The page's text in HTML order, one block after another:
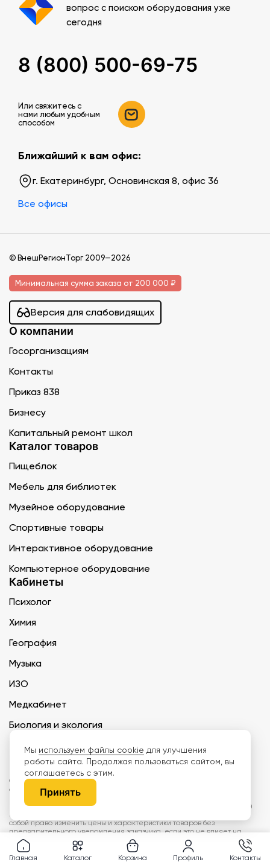
вопрос с поиском оборудования уже
сегодня
8 (800) 500-69-75
Или свяжитесь c
нами любым удобным
способом
Ближайший к вам офис:
г. Екатеринбург, Основинская 8, офис 36
Все офисы
© ВнешРегионТорг 2009—2026
Минимальная сумма заказа от 200 000 ₽
Версия для слабовидящих
О компании
Госорганизациям
Контакты
Приказ 838
Бизнесу
Капитальный ремонт школ
Каталог товаров
Пищеблок
Мебель для библиотек
Музейное оборудование
Спортивные товары
Интерактивное оборудование
Компьютерное оборудование
Кабинеты
Психолог
Химия
География
Музыка
ИЗО
Медкабинет
Биология и экология
Технология
ООО «Дети наше будущее» ИНН 6671165273 ОГРН 1216600030250 КПП
667101001 БИК 046577674
Информация на сайте не является публичной офертой. Изображения
могут отличаться от поставляемых товаров. Поставщик оставляет за
собой право изменить цены и характеристики товаров без
предварительного уведомления заказчика, если это не влияет на
качество поставляемой продукции. Мы используем cookie, чтобы делать
сайт лучше. Пользуясь сайтом, вы соглашаетесь справилами
обработки персональных данных и политикой конфиденциальности.
Главная Каталог Корзина Профиль Контакты
Мы используем файлы cookie для улучшения
работы сайта. Продолжая пользоваться сайтом, вы
соглашаетесь с этим.
Принять